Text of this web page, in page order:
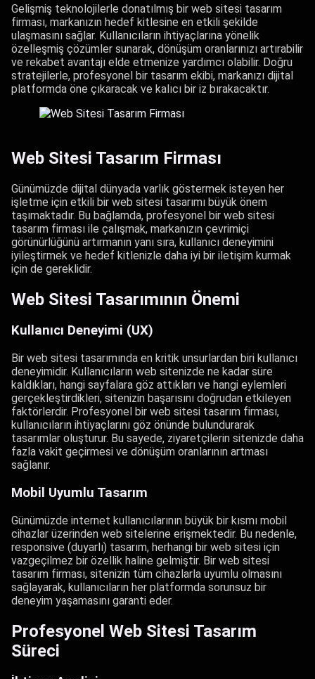
Gelişmiş teknolojilerle donatılmış bir web sitesi tasarım
firması, markanızın hedef kitlesine en etkili şekilde
ulaşmasını sağlar. Kullanıcıların ihtiyaçlarına yönelik
özelleşmiş çözümler sunarak, dönüşüm oranlarınızı artırabilir
ve rekabet avantajı elde etmenize yardımcı olabilir. Doğru
stratejilerle, profesyonel bir tasarım ekibi, markanızı dijital
platformda öne çıkaracak ve kalıcı bir iz bırakacaktır.
Web Sitesi Tasarım Firması
Günümüzde dijital dünyada varlık göstermek isteyen her
işletme için etkili bir web sitesi tasarımı büyük önem
taşımaktadır. Bu bağlamda, profesyonel bir web sitesi
tasarım firması ile çalışmak, markanızın çevrimiçi
görünürlüğünü artırmanın yanı sıra, kullanıcı deneyimini
iyileştirmek ve hedef kitlenizle daha iyi bir iletişim kurmak
için de gereklidir.
Web Sitesi Tasarımının Önemi
Kullanıcı Deneyimi (UX)
Bir web sitesi tasarımında en kritik unsurlardan biri kullanıcı
deneyimidir. Kullanıcıların web sitenizde ne kadar süre
kaldıkları, hangi sayfalara göz attıkları ve hangi eylemleri
gerçekleştirdikleri, sitenizin başarısını doğrudan etkileyen
faktörlerdir. Profesyonel bir web sitesi tasarım firması,
kullanıcıların ihtiyaçlarını göz önünde bulundurarak
tasarımlar oluşturur. Bu sayede, ziyaretçilerin sitenizde daha
fazla vakit geçirmesi ve dönüşüm oranlarının artması
sağlanır.
Mobil Uyumlu Tasarım
Günümüzde internet kullanıcılarının büyük bir kısmı mobil
cihazlar üzerinden web sitelerine erişmektedir. Bu nedenle,
responsive (duyarlı) tasarım, herhangi bir web sitesi için
vazgeçilmez bir özellik haline gelmiştir. Bir web sitesi
tasarım firması, sitenizin tüm cihazlarla uyumlu olmasını
sağlayarak, kullanıcıların her platformda sorunsuz bir
deneyim yaşamasını garanti eder.
Profesyonel Web Sitesi Tasarım
Süreci